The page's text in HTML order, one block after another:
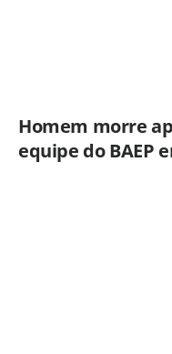
Homem morre
equipe do BAEP